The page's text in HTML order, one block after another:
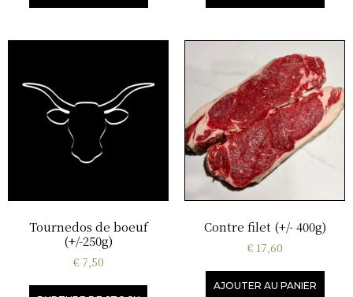
Tournedos de boeuf
(+/-250g)
€7,50
Contre filet (+/- 400g)
€17,60
AJOUTER AU PANIER